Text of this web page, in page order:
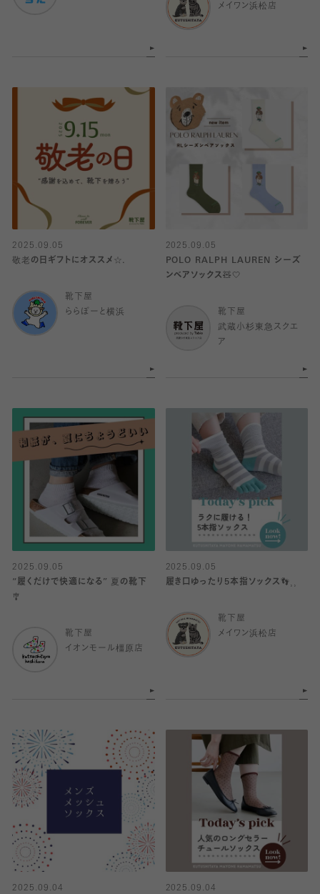
メイワン浜松店
2025.09.05
敬老の日ギフトにオススメ☆.
靴下屋
ららぽーと横浜
2025.09.05
POLO RALPH LAUREN シーズ
ンベアソックス🧸🤍
靴下屋
武蔵小杉東急スクエ
ア
2025.09.05
“履くだけで快適になる” 夏の靴下
🎐
靴下屋
イオンモール橿原店
2025.09.05
履き口ゆったり5本指ソックス👣⸒⸒
靴下屋
メイワン浜松店
2025.09.04
2025.09.04